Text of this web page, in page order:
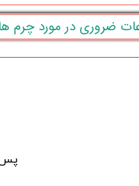
پس
ضروری در مورد چرم